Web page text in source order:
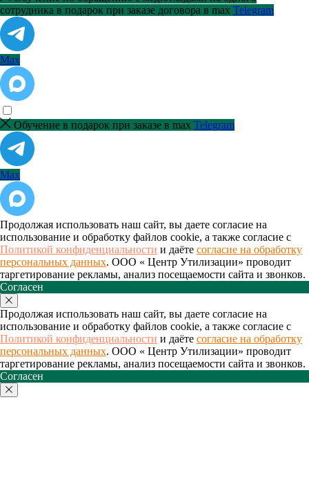
сотрудника в подарок при заказе договора в max Telegram
Max
Обучение в подарок при заказе в max Telegram
Max
Продолжая использовать наш сайт, вы даете согласие на
использование и обработку файлов cookie, а также согласие с
Политикой конфиденциальности и даёте согласие на обработку
персональных данных. ООО « Центр Утилизации» проводит
таргетирование рекламы, анализ посещаемости сайта и звонков.
Согласен
Продолжая использовать наш сайт, вы даете согласие на
использование и обработку файлов cookie, а также согласие с
Политикой конфиденциальности и даёте согласие на обработку
персональных данных. ООО « Центр Утилизации» проводит
таргетирование рекламы, анализ посещаемости сайта и звонков.
Согласен